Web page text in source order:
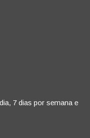
7 dias por semana e